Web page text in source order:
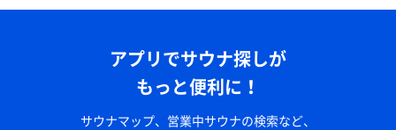
アプリでサウナ探しが
もっと便利に！
サウナマップ、営業中サウナの検索など、